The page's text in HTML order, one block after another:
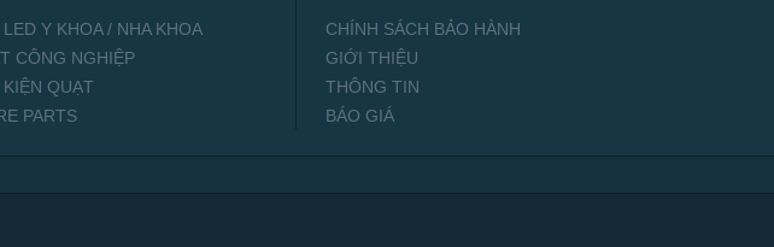
Y KHOA / NHA KHOA
CÔNG NGHIỆP
KIỆN QUẠT
PARTS
CHÍNH SÁCH BẢO HÀNH
GIỚI THIỆU
THÔNG TIN
BÁO GIÁ